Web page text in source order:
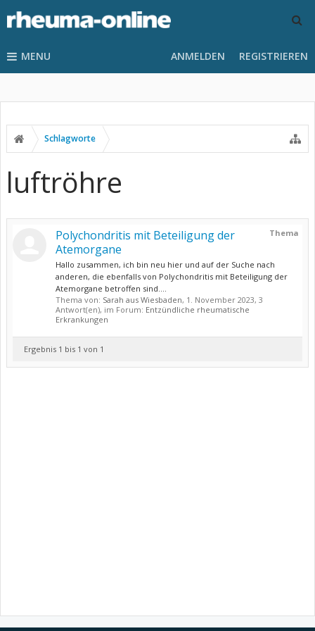
MENU ANMELDEN REGISTRIEREN
Schlagworte
luftröhre
Thema
Polychondritis mit Beteiligung der
Atemorgane
Hallo zusammen, ich bin neu hier und auf der Suche nach
anderen, die ebenfalls von Polychondritis mit Beteiligung der
Atemorgane betroffen sind....
Thema von: Sarah aus Wiesbaden, 1. November 2023, 3
Antwort(en), im Forum: Entzündliche rheumatische
Erkrankungen
Ergebnis 1 bis 1 von 1